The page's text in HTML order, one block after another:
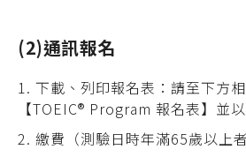
(2)通訊報名
1. 下載、列印報名表：請至下方
【TOEIC® Program 報名表】並
2. 繳費（測驗日時年滿65歲以上者